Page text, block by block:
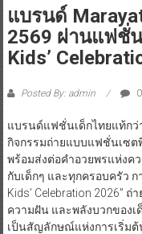
แบรนด์
2569 ผ่านแฟชั่น
Kids’
Posted By: admin
แบรนด์แฟชั่นเด็กไทยแท้กว่
กิจกรรมถ่ายแบบแฟชั่นเซต
พร้อมส่งต่อคำอวยพรแห่งค
กับเด็กๆ และทุกครอบครัว
Kids’ Celebration 2026”
ความฝัน และพลังบวกของ
เป็นสัญลักษณ์แห่งการเริ่มต้